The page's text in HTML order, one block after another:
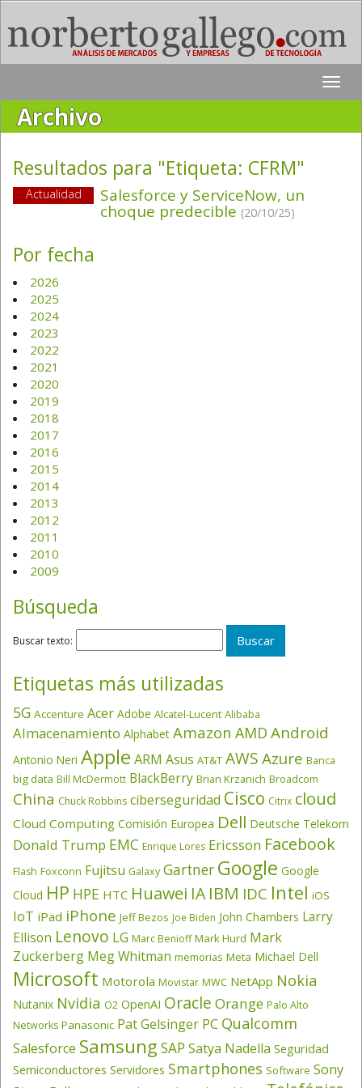
Toggle
Archivo
Resultados para "Etiqueta: CFRM"
Actualidad Salesforce y ServiceNow, un
choque predecible (20/10/25)
Por fecha
2026
2025
2024
2023
2022
2021
2020
2019
2018
2017
2016
2015
2014
2013
2012
2011
2010
2009
Búsqueda
Buscar texto:
Etiquetas más utilizadas
5G Accenture Acer Adobe Alcatel-Lucent Alibaba
Almacenamiento Alphabet Amazon AMD Android
Antonio Neri Apple ARM Asus AT&T AWSAzure Banca
big data Bill McDermott BlackBerry Brian Krzanich Broadcom
China Chuck Robbins ciberseguridad Cisco Citrix cloud
Cloud Computing Comisión Europea Dell Deutsche Telekom
Donald Trump EMC Enrique Lores Ericsson Facebook
Flash Foxconn Fujitsu Galaxy Gartner Google Google
Cloud HP HPE HTC Huawei IA IBM IDC Intel iOS
IoT iPad iPhone Jeff Bezos Joe Biden John Chambers Larry
Ellison Lenovo LG Marc Benioff Mark Hurd Mark
Zuckerberg Meg Whitman memorias Meta Michael Dell
Microsoft Motorola Movistar MWC NetApp Nokia
Nutanix Nvidia O2 OpenAI Oracle Orange Palo Alto
Networks Panasonic Pat Gelsinger PC Qualcomm
Salesforce Samsung SAP Satya Nadella Seguridad
Semiconductores Servidores Smartphones Software Sony